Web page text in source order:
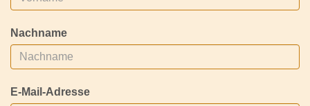
Nachname
E-Mail-Adresse